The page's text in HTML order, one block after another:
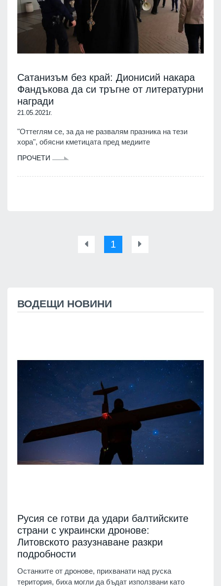
Сатанизъм без край: Дионисий накара
Фандъкова да си тръгне от литературни
награди
21.05.2021г.
"Оттеглям се, за да не развалям празника на тези
хора", обясни кметицата пред медиите
ПРОЧЕТИ
1
ВОДЕЩИ НОВИНИ
Русия се готви да удари балтийските
страни с украински дронове:
Литовското разузнаване разкри
подробности
Останките от дронове, прихванати над руска
територия, биха могли да бъдат използвани като